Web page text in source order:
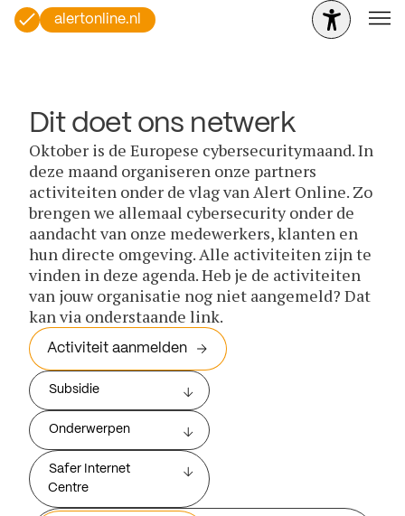
alertonline.nl
Dit doet ons netwerk
Oktober is de Europese cybersecuritymaand. In
deze maand organiseren onze partners
activiteiten onder de vlag van Alert Online. Zo
brengen we allemaal cybersecurity onder de
aandacht van onze medewerkers, klanten en
hun directe omgeving. Alle activiteiten zijn te
vinden in deze agenda. Heb je de activiteiten
van jouw organisatie nog niet aangemeld? Dat
kan via onderstaande link.
Activiteit aanmelden
Subsidie
Onderwerpen
Safer Internet
Centre